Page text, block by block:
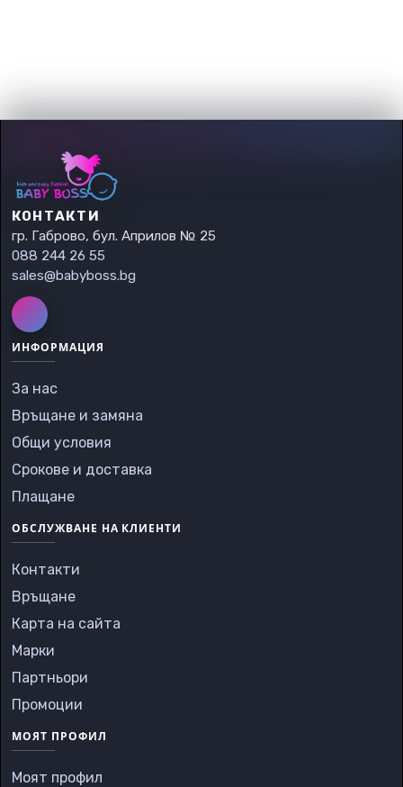
КОНТАКТИ
гр. Габрово, бул. Априлов № 25
088 244 26 55
sales@babyboss.bg
ИНФОРМАЦИЯ
За нас
Връщане и замяна
Общи условия
Срокове и доставка
Плащане
ОБСЛУЖВАНЕ НА КЛИЕНТИ
Контакти
Връщане
Карта на сайта
Марки
Партньори
Промоции
МОЯТ ПРОФИЛ
Моят профил